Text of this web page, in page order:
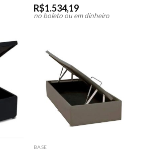
R$1.534,19
no boleto ou em dinheiro
BASE